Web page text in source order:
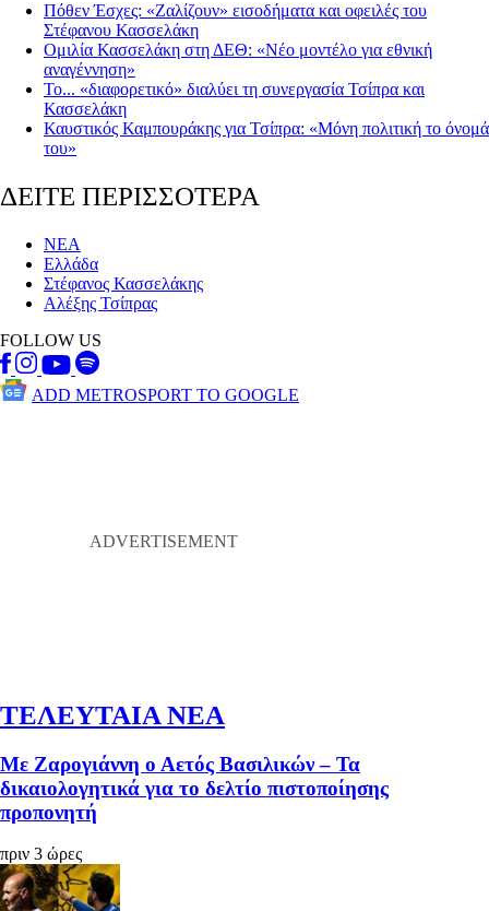
Πόθεν Έσχες: «Ζαλίζουν» εισοδήματα και οφειλές του
Στέφανου Κασσελάκη
Ομιλία Κασσελάκη στη ΔΕΘ: «Νέο μοντέλο για εθνική
αναγέννηση»
Το... «διαφορετικό» διαλύει τη συνεργασία Τσίπρα και
Κασσελάκη
Καυστικός Καμπουράκης για Τσίπρα: «Μόνη πολιτική το όνομά
του»
ΔΕΙΤΕ ΠΕΡΙΣΣΟΤΕΡΑ
ΝΕΑ
Ελλάδα
Στέφανος Κασσελάκης
Αλέξης Τσίπρας
FOLLOW US
ADD METROSPORT TO GOOGLE
ΤΕΛΕΥΤΑΙΑ ΝΕΑ
Με Ζαρογιάννη ο Αετός Βασιλικών – Τα
δικαιολογητικά για το δελτίο πιστοποίησης
προπονητή
πριν 3 ώρες